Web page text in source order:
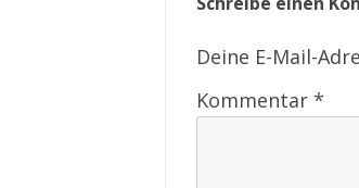
Deine E-Mail-
Kommentar *